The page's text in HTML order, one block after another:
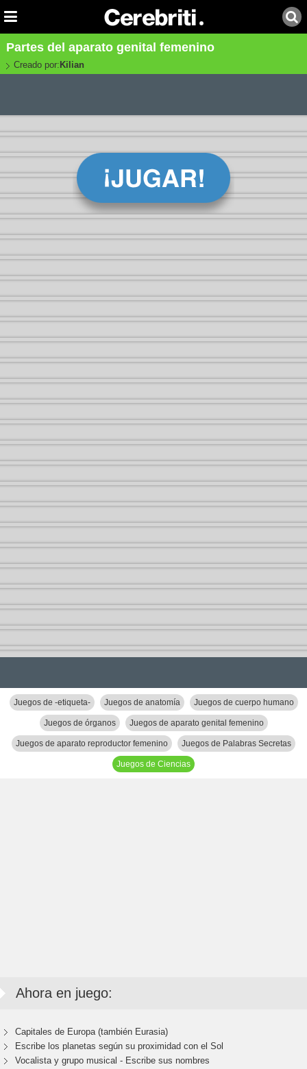
Partes del aparato genital femenino
Creado por: Kilian
Juegos de -etiqueta- Juegos de anatomía Juegos de cuerpo humano
Juegos de órganos Juegos de aparato genital femenino
Juegos de aparato reproductor femenino Juegos de Palabras Secretas
Juegos de Ciencias
Ahora en juego:
Capitales de Europa (también Eurasia)
Escribe los planetas según su proximidad con el Sol
Vocalista y grupo musical - Escribe sus nombres